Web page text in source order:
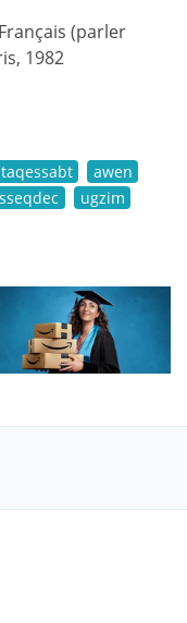
(parler
1982
taqessabt
awen
sseqdec
ugzim